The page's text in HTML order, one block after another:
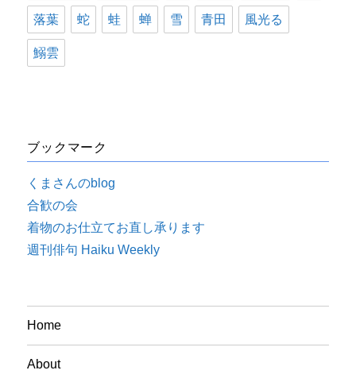
落葉 蛇 蛙 蝉 雪 青田 風光る
鰯雲
ブックマーク
くまさんのblog
合歓の会
着物のお仕立てお直し承ります
週刊俳句 Haiku Weekly
Home
About